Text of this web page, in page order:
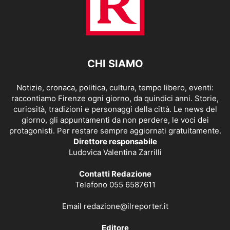
CHI SIAMO
Notizie, cronaca, politica, cultura, tempo libero, eventi:
raccontiamo Firenze ogni giorno, da quindici anni. Storie,
curiosità, tradizioni e personaggi della città. Le news del
giorno, gli appuntamenti da non perdere, le voci dei
protagonisti. Per restare sempre aggiornati gratuitamente.
Direttore responsabile
Ludovica Valentina Zarrilli
Contatti Redazione
Telefono 055 6587611
Email redazione@ilreporter.it
Editore